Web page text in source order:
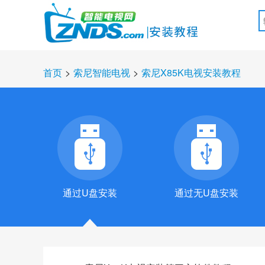
首页 > 索尼智能电视 > 索尼X85K电视安装教程
通过U盘安装 通过无U盘安装